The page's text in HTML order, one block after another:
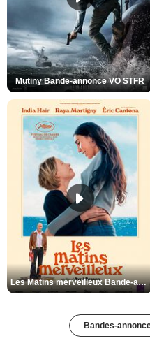
Mutiny Bande-annonce VO STFR
Les Matins merveilleux Bande-annonce VF
Bandes-